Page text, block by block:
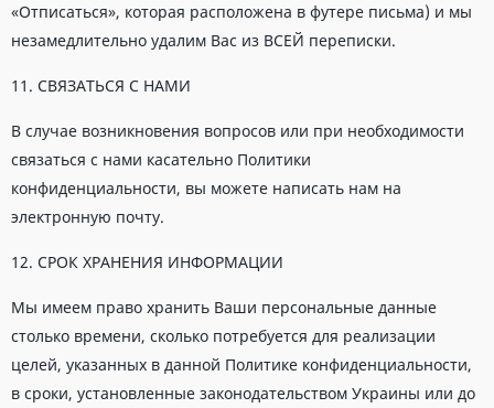
«Отписаться», которая расположена в футере письма) и мы
незамедлительно удалим Вас из ВСЕЙ переписки.
11. СВЯЗАТЬСЯ С НАМИ
В случае возникновения вопросов или при необходимости
связаться с нами касательно Политики
конфиденциальности, вы можете написать нам на
электронную почту.
12. СРОК ХРАНЕНИЯ ИНФОРМАЦИИ
Мы имеем право хранить Ваши персональные данные
столько времени, сколько потребуется для реализации
целей, указанных в данной Политике конфиденциальности,
в сроки, установленные законодательством Украины или до